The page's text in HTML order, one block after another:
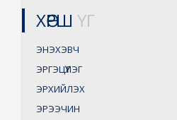
ХӨРШ ҮГ
ЭНЭХЭВЧ
ЭРГЭЦҮҮЛЭГ
ЭРХИЙЛЭХ
ЭРЭЭЧИН